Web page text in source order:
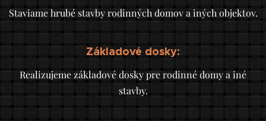
Staviame hrubé stavby rodinných domov a iných objektov.
Základové dosky:
Realizujeme základové dosky pre rodinné domy a iné
stavby.